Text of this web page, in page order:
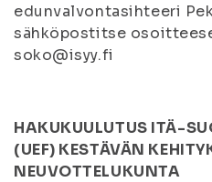
edunvalvontasihteeri
sähköpostitse
soko@isyy.fi
HAKUKUULUTUS ITÄ-
(UEF) KESTÄVÄN
NEUVOTTELUKUNTA